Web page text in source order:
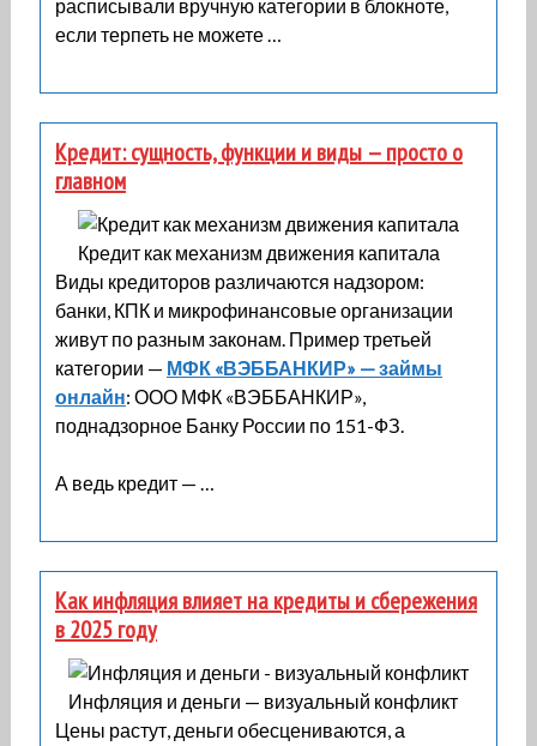
расписывали вручную категории в блокноте,
если терпеть не можете …
Кредит: сущность, функции и виды — просто о
главном
Кредит как механизм движения капитала
Виды кредиторов различаются надзором:
банки, КПК и микрофинансовые организации
живут по разным законам. Пример третьей
категории — МФК «ВЭББАНКИР» — займы
онлайн: ООО МФК «ВЭББАНКИР»,
поднадзорное Банку России по 151-ФЗ.
А ведь кредит — …
Как инфляция влияет на кредиты и сбережения
в 2025 году
Инфляция и деньги — визуальный конфликт
Цены растут, деньги обесцениваются, а